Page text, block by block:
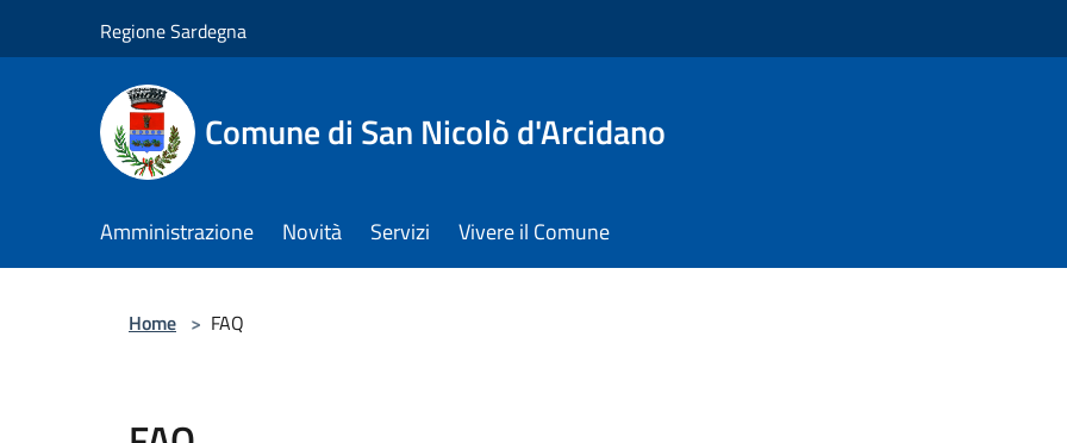
Regione Sardegna
Comune di San Nicolò d'Arcidano
Amministrazione Novità Servizi Vivere il Comune
Home > FAQ